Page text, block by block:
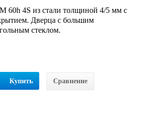
60h 4S из стали толщиной 4/5 мм с
Дверца с большим
стеклом.
Купить Сравнение